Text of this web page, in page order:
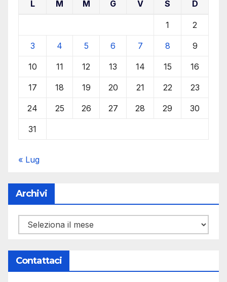
L M M G V S D
1 2
3 4 5 6 7 8 9
10 11 12 13 14 15 16
17 18 19 20 21 22 23
24 25 26 27 28 29 30
31
« Lug
Archivi
Archivi
Contattaci